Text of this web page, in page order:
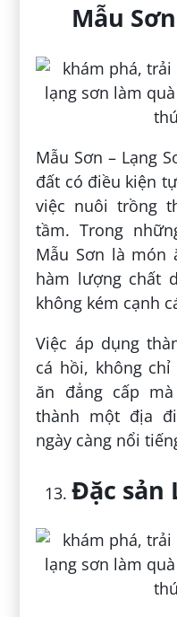
Mẫu Sơn
Mẫu Sơn – Lạng
đất có điều kiện
việc nuôi trồng
tầm. Trong
Mẫu Sơn là món
hàm lượng chất
không kém cạnh
Việc áp dụng
cá hồi, không
ăn đẳng cấp
thành một địa
ngày càng nổi
Đặc sản